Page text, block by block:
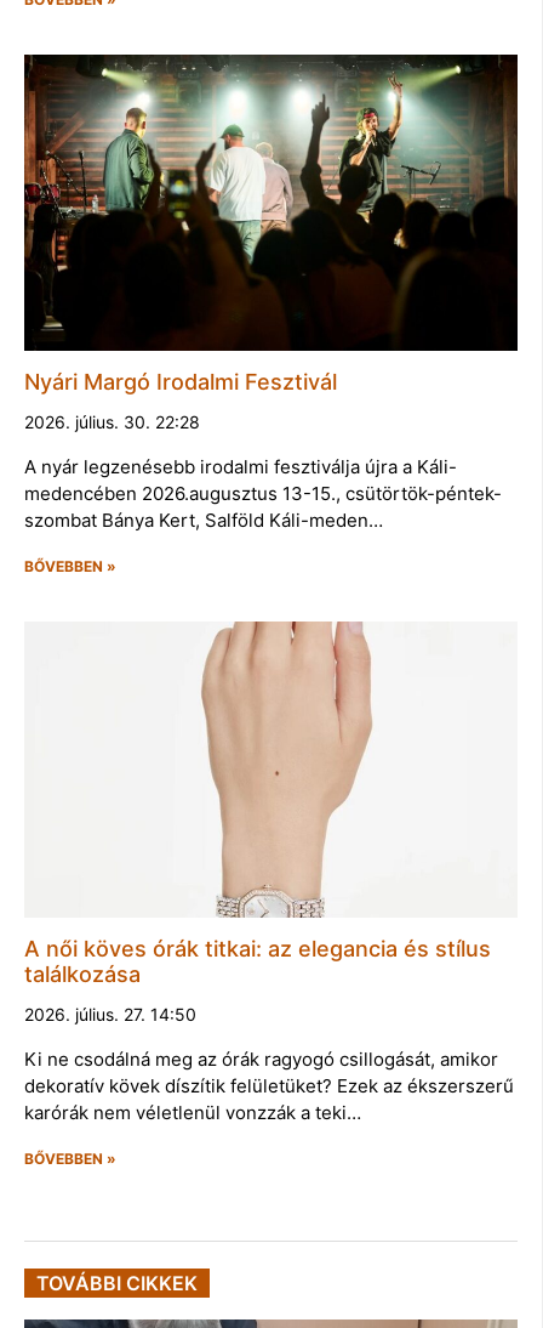
Nyári Margó Irodalmi Fesztivál
2026. július. 30. 22:28
A nyár legzenésebb irodalmi fesztiválja újra a Káli-
medencében 2026.augusztus 13-15., csütörtök-péntek-
szombat Bánya Kert, Salföld Káli-meden…
BŐVEBBEN »
A női köves órák titkai: az elegancia és stílus
találkozása
2026. július. 27. 14:50
Ki ne csodálná meg az órák ragyogó csillogását, amikor
dekoratív kövek díszítik felületüket? Ezek az ékszerszerű
karórák nem véletlenül vonzzák a teki…
BŐVEBBEN »
TOVÁBBI CIKKEK